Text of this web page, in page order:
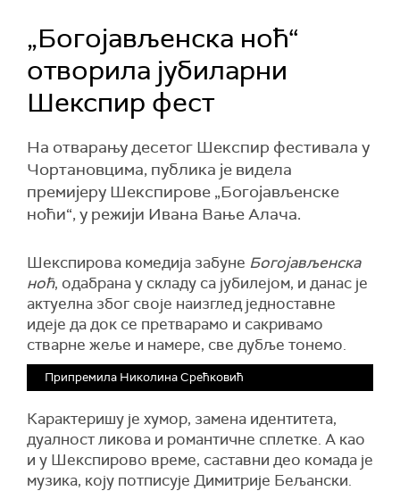
„Богојављенска ноћ“
отворила јубиларни
Шекспир фест
На отварању десетог Шекспир фестивала у
Чортановцима, публика је видела
премијеру Шекспирове „Богојављенске
ноћи“, у режији Ивана Вање Алача.
Шекспирова комедија забуне Богојављенска
ноћ, одабрана у складу са јубилејом, и данас је
актуелна због своје наизглед једноставне
идеје да док се претварамо и сакривамо
стварне жеље и намере, све дубље тонемо.
Припремила Николина Срећковић
Карактеришу је хумор, замена идентитета,
дуалност ликова и романтичне сплетке. А као
и у Шекспирово време, саставни део комада је
музика, коју потписује Димитрије Бељански.